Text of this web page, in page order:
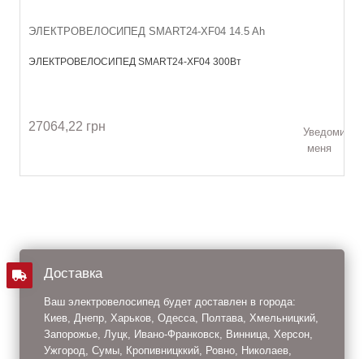
ЭЛЕКТРОВЕЛОСИПЕД SMART24-XF04 14.5 Ah
ЭЛЕКТРОВЕЛОСИПЕД SMART24-XF04 300Вт
27064,22 грн
Уведомить
меня
Доставка
Ваш электровелосипед будет доставлен в города:
Киев, Днепр, Харьков, Одесса, Полтава, Хмельницкий,
Запорожье, Луцк, Ивано-Франковск, Винница, Херсон,
Ужгород, Сумы, Кропивницккий, Ровно, Николаев,